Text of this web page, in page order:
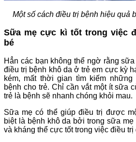
Một số cách điều trị bệnh hiệu quả
Sữa mẹ cực kì tốt trong việc
bé
Hẳn các bạn không thể ngờ rằng
điều trị bệnh khô da ở trẻ em cực kỳ
kém, mất thời gian tìm kiếm
bệnh cho trẻ. Chỉ cần vắt một ít sữa
trẻ là bệnh sẽ nhanh chóng khỏi mau.
Sữa mẹ có thể giúp điều trị được
biệt là bệnh khô da bởi trong sữa
và kháng thể cực tốt trong việc điều trị